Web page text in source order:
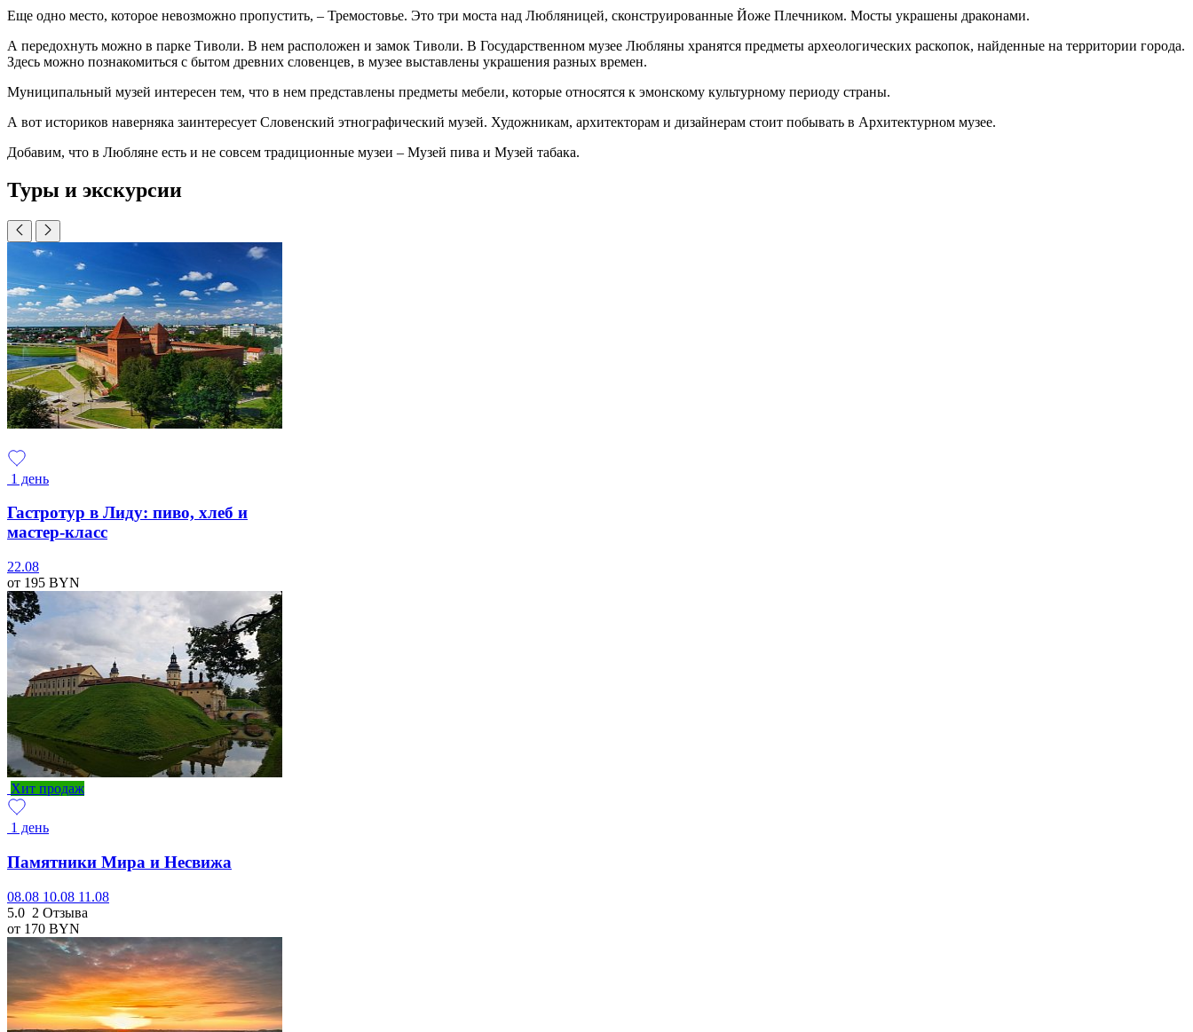
Еще одно место, которое невозможно пропустить, – Тремостовье. Это три моста над Любляницей, сконструированные Йоже Плечником. Мосты украшены драконами.
А передохнуть можно в парке Тиволи. В нем расположен и замок Тиволи. В Государственном музее Любляны хранятся предметы археологических раскопок, найденные на территории города.
Здесь можно познакомиться с бытом древних словенцев, в музее выставлены украшения разных времен.
Муниципальный музей интересен тем, что в нем представлены предметы мебели, которые относятся к эмонскому культурному периоду страны.
А вот историков наверняка заинтересует Словенский этнографический музей. Художникам, архитекторам и дизайнерам стоит побывать в Архитектурном музее.
Добавим, что в Любляне есть и не совсем традиционные музеи – Музей пива и Музей табака.
Туры и экскурсии
1 день
Гастротур в Лиду: пиво, хлеб и
мастер-класс
22.08
от 195 BYN
Хит продаж
1 день
Памятники Мира и Несвижа
08.08 10.08 11.08
5.0 2 Отзыва
от 170 BYN